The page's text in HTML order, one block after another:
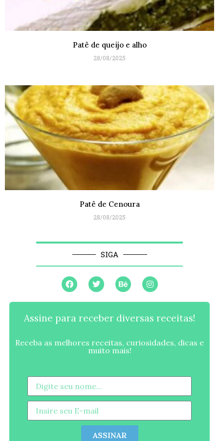
Patê de queijo e alho
28/08/2025
Patê de Cenoura
28/08/2025
SIGA
Assine para receber diversas receitas!
Receba as melhores receitas, curiosidades, dicas e
muito mais!
ASSINAR